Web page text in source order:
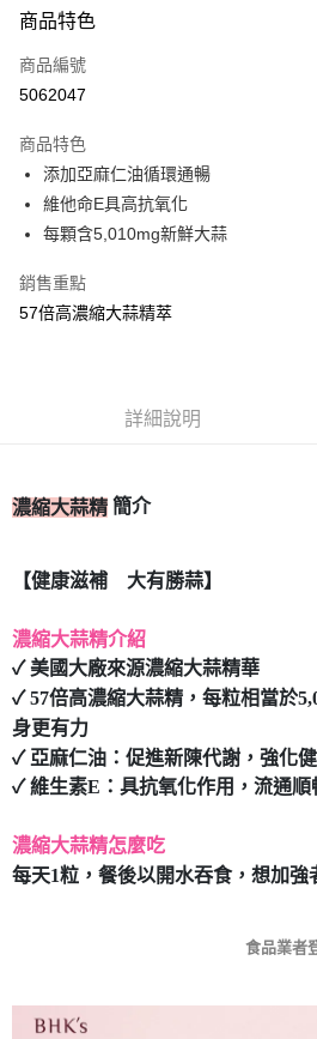
信用卡一次付款
信用卡分期付款
合作金庫商業銀行
華南商業銀行
上海商業儲蓄銀行
國泰世華商業銀行
匯豐（台灣）商業銀行
聯邦商業銀行
台灣樂天信用卡公司
超商取貨付款
LINE Pay
街口支付
付款後全家取貨
7-11取貨付款
每筆NT$80，滿NT$490(含以上)免運費
付款後7-11取貨
每筆NT$80，滿NT$490(含以上)免運費
宅配
每筆NT$80，滿NT$490(含以上)免運費
商品特色
商品編號
5062047
商品特色
添加亞麻仁油循環通暢
維他命E具高抗氧化
每顆含5,010mg新鮮大蒜
銷售重點
57倍高濃縮大蒜精萃
詳細說明
濃縮大蒜精 簡介
【健康滋補 大有勝蒜】
濃縮大蒜精介紹
✓ 美國大廠來源濃縮大蒜精華
✓ 57倍高濃縮大蒜精，每粒相當於
身更有力
✓ 亞麻仁油：促進新陳代謝，強化
✓ 維生素E：具抗氧化作用，流通順
濃縮大蒜精怎麼吃
每天1粒，餐後以開水吞食，想加強
食品業者